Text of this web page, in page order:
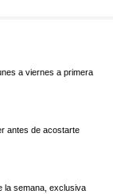
a viernes a primera
antes de acostarte
la semana, exclusiva